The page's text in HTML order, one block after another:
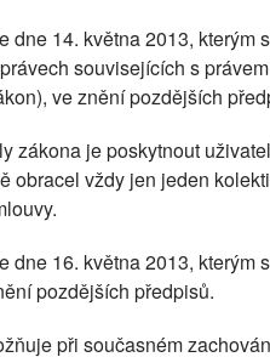
dne 14. května 2013, kterým
souvisejících s
ve znění pozdějších
zákona je poskytnout
obracel vždy jen jeden
dne 16. května 2013,
pozdějších předpisů.
při současném